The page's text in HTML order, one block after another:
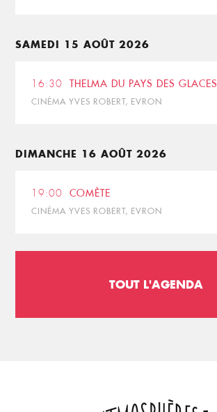
SAMEDI 15 AOÛT 2026
16:30 THELMA DU PAYS DES GLACES
CINÉMA YVES ROBERT, EVRON
DIMANCHE 16 AOÛT 2026
19:00 COMÈTE
CINÉMA YVES ROBERT, EVRON
TOUT L'AGENDA